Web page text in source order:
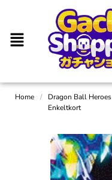
Home /
Dragon Ball Heroes
Enkeltkort